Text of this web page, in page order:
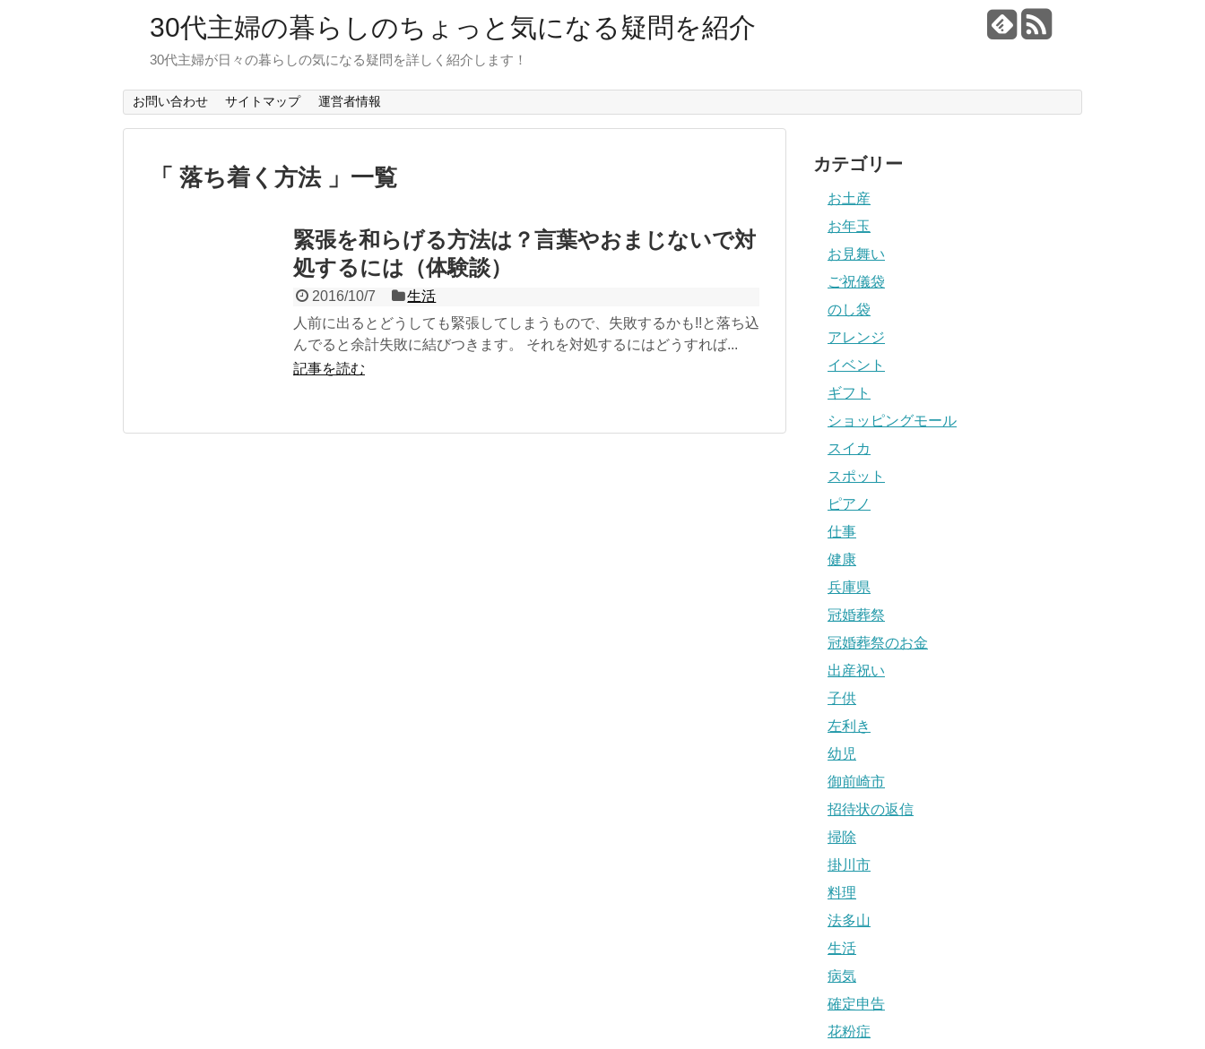
30代主婦の暮らしのちょっと気になる疑問を紹介
30代主婦が日々の暮らしの気になる疑問を詳しく紹介します！
お問い合わせ サイトマップ 運営者情報
「 落ち着く方法 」一覧
緊張を和らげる方法は？言葉やおまじないで対
処するには（体験談）
2016/10/7
生活
人前に出るとどうしても緊張してしまうもので、失敗するかも!!と落ち込
んでると余計失敗に結びつきます。 それを対処するにはどうすれば...
記事を読む
カテゴリー
お土産
お年玉
お見舞い
ご祝儀袋
のし袋
アレンジ
イベント
ギフト
ショッピングモール
スイカ
スポット
ピアノ
仕事
健康
兵庫県
冠婚葬祭
冠婚葬祭のお金
出産祝い
子供
左利き
幼児
御前崎市
招待状の返信
掃除
掛川市
料理
法多山
生活
病気
確定申告
花粉症